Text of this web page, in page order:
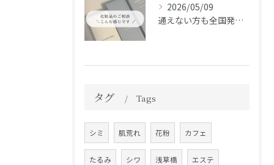
2026/05/09
通えない方も全国発送中📦✨
タグ Tags
シミ 肌荒れ 花粉 カフェ
たるみ シワ 浅草橋 エステ